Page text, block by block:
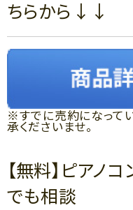
ちらから↓↓
※すでに売約になって
承くださいませ。
【無料】ピアノ
でも相談